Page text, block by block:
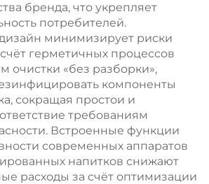
бренда, что укрепляет
потребителей.
минимизирует риски
герметичных процессов
очистки «без разборки»,
компоненты
сокращая простои и
требованиям
Встроенные функции
современных аппаратов
напитков снижают
расходы за счёт оптимизации